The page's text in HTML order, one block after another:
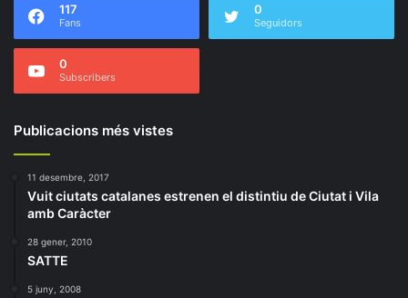
117
Fans
0
Seguidors
0
Subscribers
Publicacions més vistes
11 desembre, 2017
Vuit ciutats catalanes estrenen el distintiu de Ciutat i Vila
amb Caràcter
28 gener, 2010
SATTE
5 juny, 2008